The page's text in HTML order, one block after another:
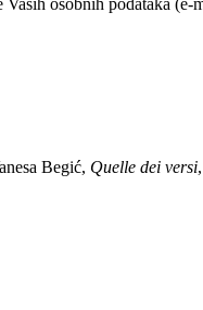
osobnih podataka (e-
Begić, Quelle dei versi